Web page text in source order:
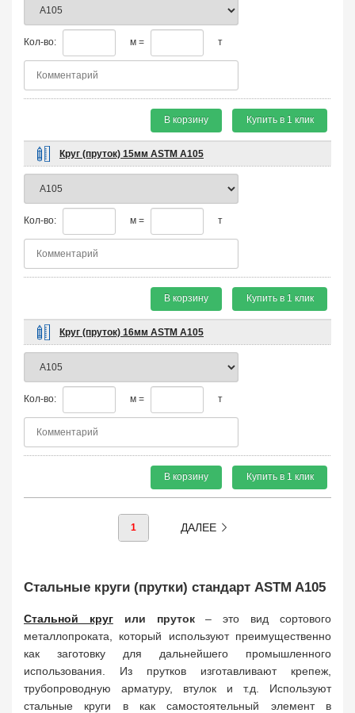
Кол-во: м = т
В корзину Купить в 1 клик
Круг (пруток) 15мм ASTM A105
Кол-во: м = т
В корзину Купить в 1 клик
Круг (пруток) 16мм ASTM A105
Кол-во: м = т
В корзину Купить в 1 клик
1 ДАЛЕЕ
Стальные круги (прутки) стандарт ASTM A105
Стальной кругили пруток– это вид сортового
металлопроката, который используют преимущественно
как заготовку для дальнейшего промышленного
использования. Из прутков изготавливают крепеж,
трубопроводную арматуру, втулок и т.д. Используют
стальные круги в как самостоятельный элемент в